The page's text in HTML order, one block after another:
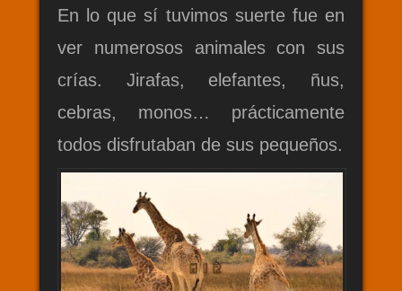
En lo que sí tuvimos suerte fue en
ver numerosos animales con sus
crías. Jirafas, elefantes, ñus,
cebras, monos… prácticamente
todos disfrutaban de sus pequeños.